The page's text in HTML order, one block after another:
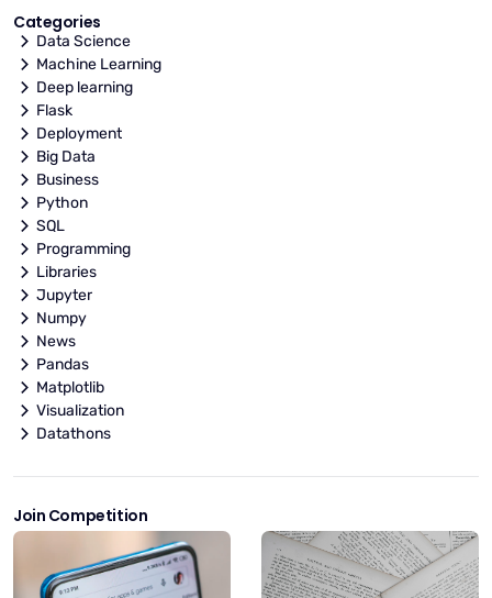
Categories
Data Science
Machine Learning
Deep learning
Flask
Deployment
Big Data
Business
Python
SQL
Programming
Libraries
Jupyter
Numpy
News
Pandas
Matplotlib
Visualization
Datathons
Join Competition